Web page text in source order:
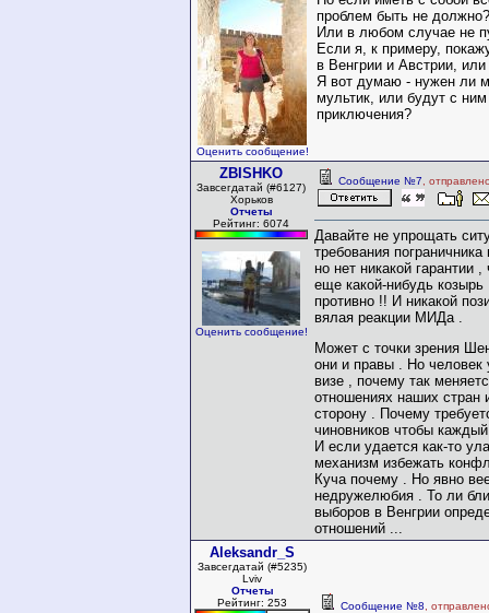
Оценить сообщение!
проблем быть не должно?
Или в любом случае не
Если я, к примеру,
в Венгрии и Австрии,
Я вот думаю - нужен ли
мультик, или будут с
приключения?
ZBISHKO
Завсегдатай (#6127)
Хорьков
Отчеты
Рейтинг: 6074
Оценить сообщение!
Сообщение №7 ,
Давайте не упрощать
требования
но нет никакой гарантии
еще какой-нибудь
противно !! И никакой
вялая реакции МИДа .
Может с точки зрения
они и правы . Но человек
визе , почему так
отношениях наших
сторону . Почему
чиновников чтобы
И если удается как-то
механизм избежать
Куча почему . Но явно
недружелюбия . То ли
выборов в Венгрии
отношений ...
Aleksandr_S
Завсегдатай (#5235)
Lviv
Отчеты
Рейтинг: 253
Сообщение №8 ,